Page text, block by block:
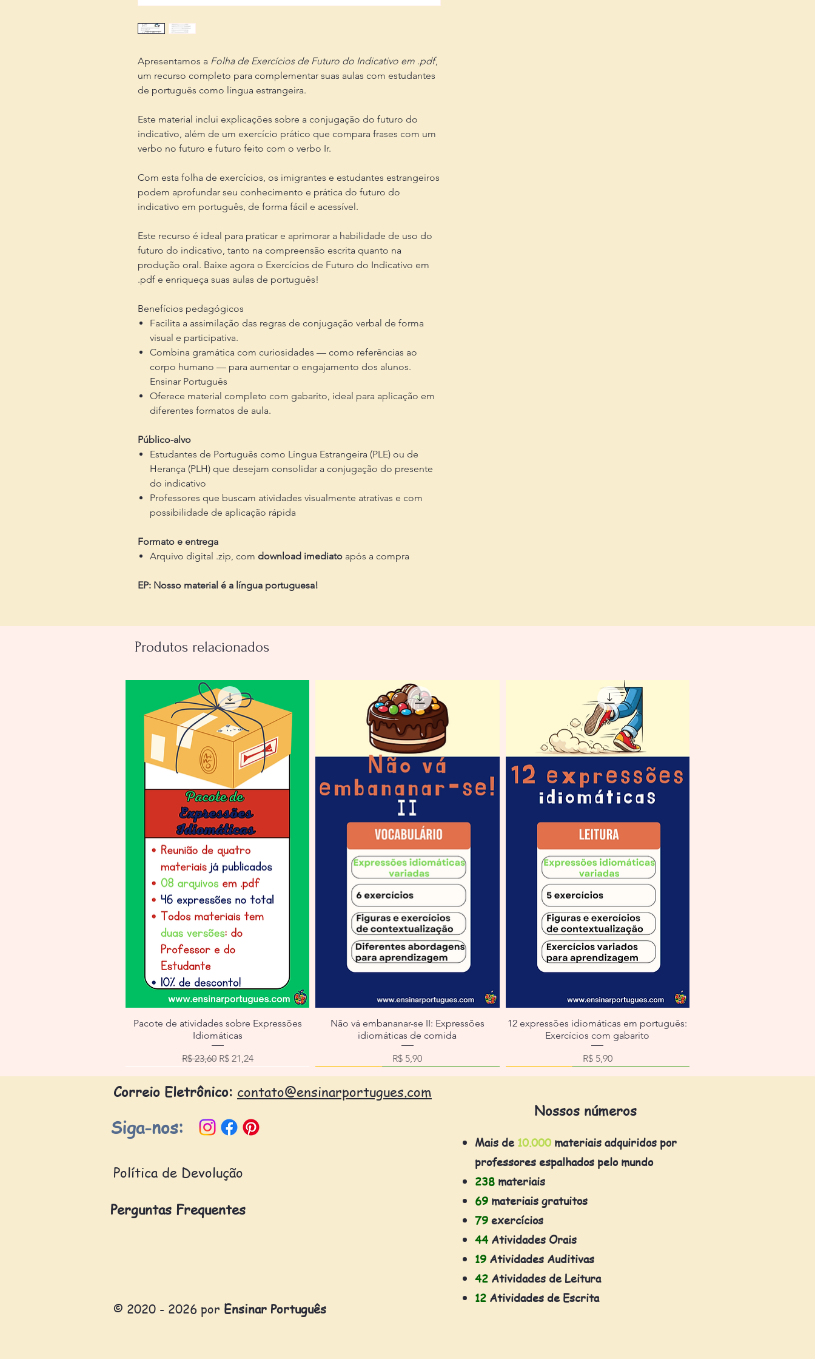
Apresentamos a Folha de Exercícios de Futuro do Indicativo em .pdf,
um recurso completo para complementar suas aulas com estudantes
de português como língua estrangeira.
Este material inclui explicações sobre a conjugação do futuro do
indicativo, além de um exercício prático que compara frases com um
verbo no futuro e futuro feito com o verbo Ir.
Com esta folha de exercícios, os imigrantes e estudantes estrangeiros
podem aprofundar seu conhecimento e prática do futuro do
indicativo em português, de forma fácil e acessível.
Este recurso é ideal para praticar e aprimorar a habilidade de uso do
futuro do indicativo, tanto na compreensão escrita quanto na
produção oral. Baixe agora o Exercícios de Futuro do Indicativo em
.pdf e enriqueça suas aulas de português!
Benefícios pedagógicos
Facilita a assimilação das regras de conjugação verbal de forma
visual e participativa.
Combina gramática com curiosidades — como referências ao
corpo humano — para aumentar o engajamento dos alunos.
Ensinar Português
Oferece material completo com gabarito, ideal para aplicação em
diferentes formatos de aula.
Público-alvo
Estudantes de Português como Língua Estrangeira (PLE) ou de
Herança (PLH) que desejam consolidar a conjugação do presente
do indicativo
Professores que buscam atividades visualmente atrativas e com
possibilidade de aplicação rápida
Formato e entrega
Arquivo digital .zip, com download imediato após a compra
EP: Nosso material é a língua portuguesa!
Produtos relacionados
Pacote de atividades sobre Expressões
Idiomáticas
Preço normal
R$ 23,60 Preço promocional
R$ 21,24
Não vá embananar-se II: Expressões
idiomáticas de comida
Preço
R$ 5,90
12 expressões idiomáticas em português:
Exercícios com gabarito
Preço
R$ 5,90
Correio Eletrônico: contato@ensinarportugues.com
Siga-nos:
Política de Devolução
Perguntas Frequentes
© 2020 - 2026 por Ensinar Português
Nossos números
Mais de 10.000 materiais adquiridos por
professores espalhados pelo mundo
238 materiais
69 materiais gratuitos
79 exercícios
44Atividades Orais
19 Atividades Auditivas
42 Atividades de Leitura
12 Atividades de Escrita